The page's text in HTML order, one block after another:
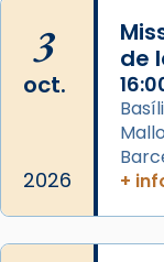
partir de
que les
eterna”) són
frare Joan
que les
Mataró en
3
oct.
2026
de
+